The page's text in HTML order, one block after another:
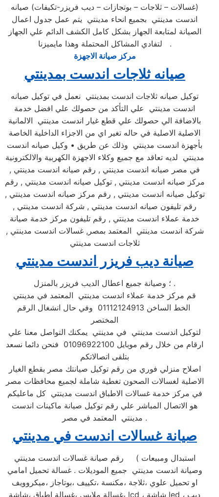
(غسالات – ثلاجات – بوتجازات – ديب فريزر-تكيفات) صيانه
اندست مدينتي بجميع انحاء مدينتي يتم عمل جدول اعمال
الصيانة لمتابعة الجهاز بشكل كامل الكشف الدائم علي الجهاز
لتفادي المشاكل المحتملة وهذا مايميزنا .
مركز صيانة الاجهزة
صيانه ثلاجات اندست بمدينتي
توكيل صيانه ثلاجات اندست بمدينتي نعمل في توكيل صيانه
اندست مدينتي علي التأكد من حصولك علي افضل خدمة
بالاضافة الي حصولك علي قطع غيار اندست مدينتي الالمانية
الاصلية الاصلية في حاله تغير اي من الاجزاء الداخلية الخاصة
بأجهزة اندست مدينتي وذلك عن طريق • وكيل صيانه اندست
مدينتي لديه تعاقد مع جميع وكلاء الاجهزة الكهربية والالكترونية
في مصر صيانه اندست مدينتي , رقم صيانه اندست مدينتي ,
مركز صيانه اندست مدينتي , توكيل صيانه اندست مدينتي , رقم
توكيل صيانه اندست مدينتي , رقم مركز صيانه اندست مدينتي ,
رقم تليفون صيانه اندست مدينتي , شركة اندست مدينتي ,
خدمة عملاء اندست مدينتي , رقم تليفون مركز خدمة صيانة
شركة اندست مدينتي المعتمد بمصر, غسالات اندست مدينتي ,
ثلاجات اندست مدينتي
صيانة ديب فريزر اندست مدينتي
؛ وصيانة جميع اعطال الديب فريزر بالمنزل .
قم مركز خدمة عملاء اندست مدينتي المعتمد في مدينتي
الخط الساخن 01112124913 وفي حال انشغال الرقم
المختصر
لتوكيل اندست مدينتي في مدينتي يمكنك التواصل معنا علي
ارقام من خلال رقم موبايل 01096922100 فنحن دائما نسعد
بتلقى اتصالاتكم
اصلاح منزلي فوري من رقم توكيل صيانتك مصر بقطع الغيار
الاصلية لغسالات الصحون تغطية شاملة لجميع محافظات مصر
في مركز خدمة غسالات الاطباق اندست مدينتي كل ماعليكم
هو الاتصال المباشر علي رقم توكيل صيانة ماكينات اندست
مدينتي المعتمد في مصر .
صيانة غسالات اندست في مدينتي
رقم صيانة غسالات اندست مدينتي ( استبدال ومبيعات
وصيانة اندست مدينتي جميع الموديلات . غسالة تحميل امامي
او تحميل علوي ،ثلاجة ،مكنسة ،تكييف ،بوتاجاز ،ميكروويف
،غسالة ملابس ،غسالة اطباق ،شاشة lcd ، شاشة led ، ديب